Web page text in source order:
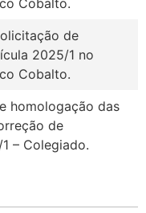
Cobalto.
de
2025/1 no
Cobalto.
homologação das
de
– Colegiado.